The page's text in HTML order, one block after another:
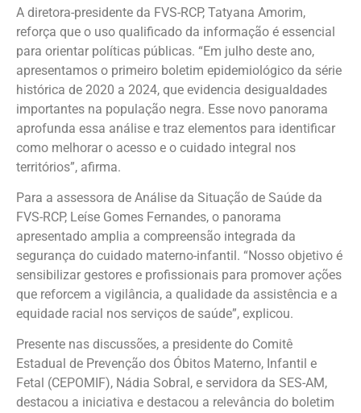
A diretora-presidente da FVS-RCP, Tatyana Amorim,
reforça que o uso qualificado da informação é essencial
para orientar políticas públicas. “Em julho deste ano,
apresentamos o primeiro boletim epidemiológico da série
histórica de 2020 a 2024, que evidencia desigualdades
importantes na população negra. Esse novo panorama
aprofunda essa análise e traz elementos para identificar
como melhorar o acesso e o cuidado integral nos
territórios”, afirma.
Para a assessora de Análise da Situação de Saúde da
FVS-RCP, Leíse Gomes Fernandes, o panorama
apresentado amplia a compreensão integrada da
segurança do cuidado materno-infantil. “Nosso objetivo é
sensibilizar gestores e profissionais para promover ações
que reforcem a vigilância, a qualidade da assistência e a
equidade racial nos serviços de saúde”, explicou.
Presente nas discussões, a presidente do Comitê
Estadual de Prevenção dos Óbitos Materno, Infantil e
Fetal (CEPOMIF), Nádia Sobral, e servidora da SES-AM,
destacou a iniciativa e destacou a relevância do boletim